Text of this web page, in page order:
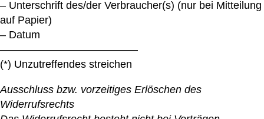
– Unterschrift des/der Verbraucher(s) (nur bei Mitteilung
auf Papier)
– Datum
—————————————
(*) Unzutreffendes streichen
Ausschluss bzw. vorzeitiges Erlöschen des
Widerrufsrechts